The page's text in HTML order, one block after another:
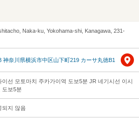
Naka-ku, Yokohama-shi, Kanagawa, 231-
神奈川県横浜市中区山下町219 カーサ丸徳B1
이선 모토마치 주카가이역 도보5분 JR 네기시선 이시
도보5분
되지 않음